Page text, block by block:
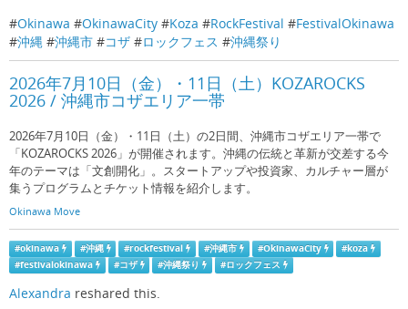
#Okinawa #OkinawaCity #Koza #RockFestival #FestivalOkinawa
#沖縄 #沖縄市 #コザ #ロックフェス #沖縄祭り
2026年7月10日（金）・11日（土）KOZAROCKS
2026 / 沖縄市コザエリア一帯
2026年7月10日（金）・11日（土）の2日間、沖縄市コザエリア一帯で
「KOZAROCKS 2026」が開催されます。沖縄の伝統と革新が交差する今
年のテーマは「文創開化」。スタートアップや投資家、カルチャー層が
集うプログラムとチケット情報を紹介します。
Okinawa Move
#okinawa #沖縄 #rockfestival #沖縄市 #OkinawaCity #koza
#festivalokinawa #コザ #沖縄祭り #ロックフェス
Alexandra reshared this.